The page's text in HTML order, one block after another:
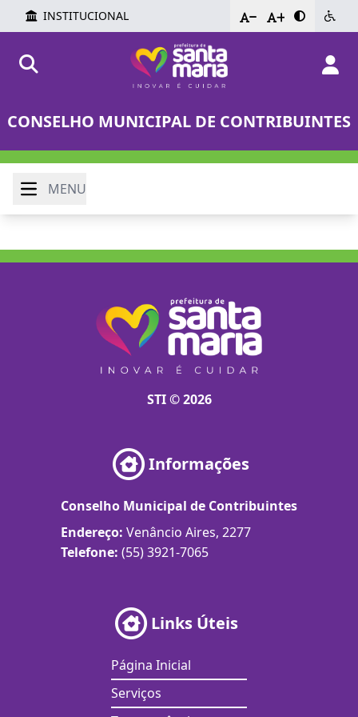
INSTITUCIONAL - +
CONSELHO MUNICIPAL DE CONTRIBUINTES
MENU
STI © 2026
Informações
Conselho Municipal de Contribuintes
Endereço: Venâncio Aires, 2277
Telefone: (55) 3921-7065
Links Úteis
Página Inicial
Serviços